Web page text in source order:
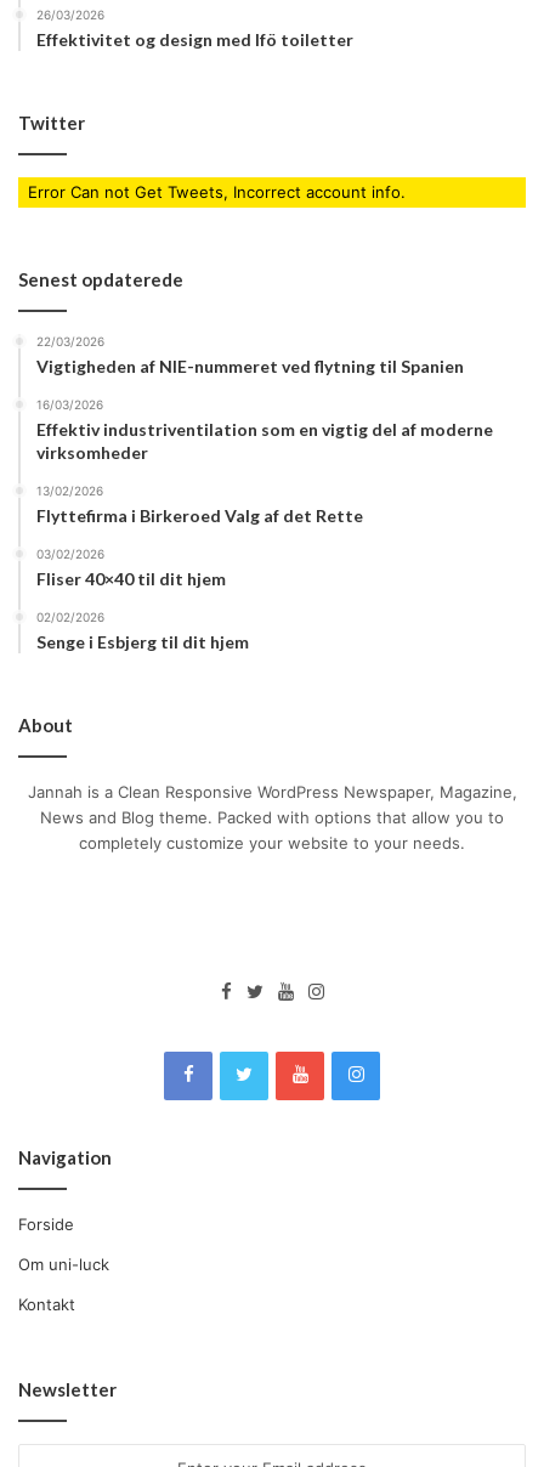
26/03/2026
Effektivitet og design med Ifö toiletter
Twitter
Error Can not Get Tweets, Incorrect account info.
Senest opdaterede
22/03/2026
Vigtigheden af NIE-nummeret ved flytning til Spanien
16/03/2026
Effektiv industriventilation som en vigtig del af moderne
virksomheder
13/02/2026
Flyttefirma i Birkeroed Valg af det Rette
03/02/2026
Fliser 40×40 til dit hjem
02/02/2026
Senge i Esbjerg til dit hjem
About
Jannah is a Clean Responsive WordPress Newspaper, Magazine,
News and Blog theme. Packed with options that allow you to
completely customize your website to your needs.
Navigation
Forside
Om uni-luck
Kontakt
Newsletter